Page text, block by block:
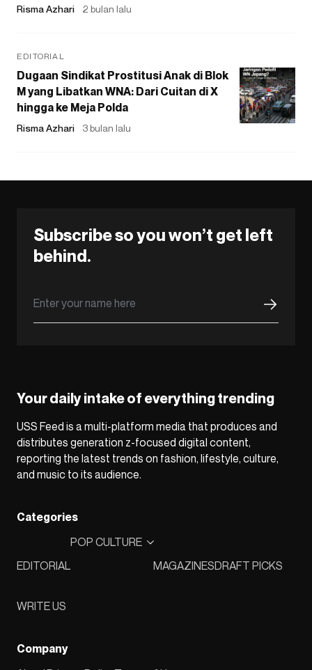
Risma Azhari 2 bulan lalu
EDITORIAL
Dugaan Sindikat Prostitusi Anak di Blok
M yang Libatkan WNA: Dari Cuitan di X
hingga ke Meja Polda
Risma Azhari 3 bulan lalu
Subscribe so you won’t get left
behind.
Your daily intake of everything trending
USS Feed is a multi-platform media that produces and
distributes generation z-focused digital content,
reporting the latest trends on fashion, lifestyle, culture,
and music to its audience.
Categories
EDITORIAL
POP CULTURE
MAGAZINESDRAFT PICKS
WRITE US
Company